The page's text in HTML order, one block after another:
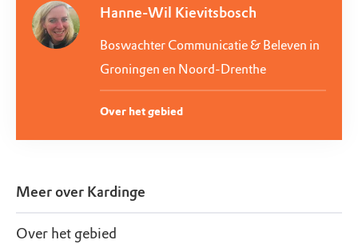
Hanne-Wil Kievitsbosch
Boswachter Communicatie & Beleven in
Groningen en Noord-Drenthe
Over het gebied
Meer over Kardinge
Over het gebied